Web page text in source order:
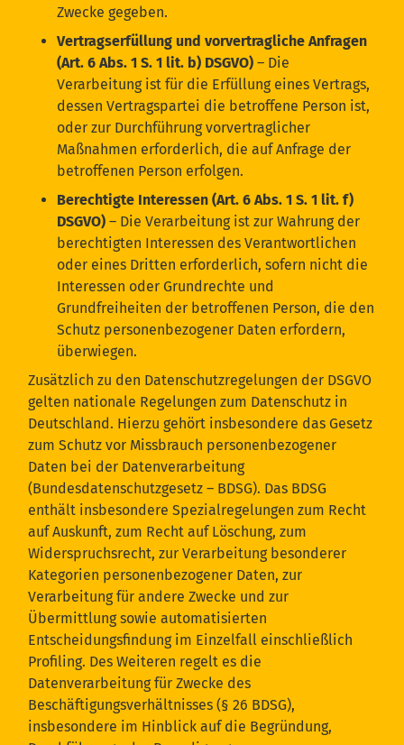
Zwecke gegeben.
Vertragserfüllung und vorvertragliche Anfragen
(Art. 6 Abs. 1 S. 1 lit. b) DSGVO) – Die
Verarbeitung ist für die Erfüllung eines Vertrags,
dessen Vertragspartei die betroffene Person ist,
oder zur Durchführung vorvertraglicher
Maßnahmen erforderlich, die auf Anfrage der
betroffenen Person erfolgen.
Berechtigte Interessen (Art. 6 Abs. 1 S. 1 lit. f)
DSGVO) – Die Verarbeitung ist zur Wahrung der
berechtigten Interessen des Verantwortlichen
oder eines Dritten erforderlich, sofern nicht die
Interessen oder Grundrechte und
Grundfreiheiten der betroffenen Person, die den
Schutz personenbezogener Daten erfordern,
überwiegen.
Zusätzlich zu den Datenschutzregelungen der DSGVO
gelten nationale Regelungen zum Datenschutz in
Deutschland. Hierzu gehört insbesondere das Gesetz
zum Schutz vor Missbrauch personenbezogener
Daten bei der Datenverarbeitung
(Bundesdatenschutzgesetz – BDSG). Das BDSG
enthält insbesondere Spezialregelungen zum Recht
auf Auskunft, zum Recht auf Löschung, zum
Widerspruchsrecht, zur Verarbeitung besonderer
Kategorien personenbezogener Daten, zur
Verarbeitung für andere Zwecke und zur
Übermittlung sowie automatisierten
Entscheidungsfindung im Einzelfall einschließlich
Profiling. Des Weiteren regelt es die
Datenverarbeitung für Zwecke des
Beschäftigungsverhältnisses (§ 26 BDSG),
insbesondere im Hinblick auf die Begründung,